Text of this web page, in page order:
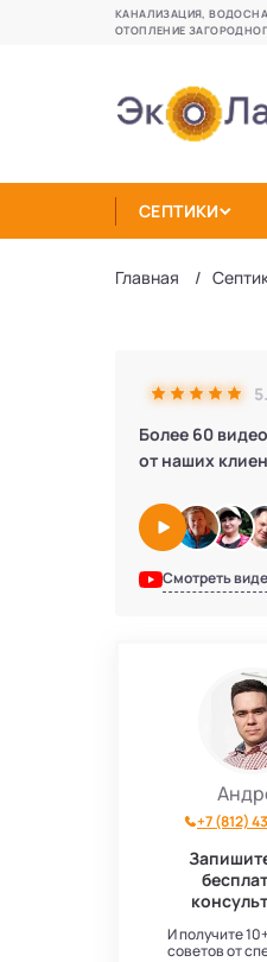
КАНАЛИЗАЦИЯ,
ОТОПЛЕНИЕ
СЕПТИКИ
Главная
Более 60
от наших
Смотреть
+7 (812)
И получите
советов от